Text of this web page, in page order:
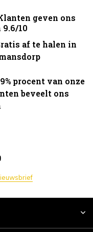
geven ons
9.6/10
af te halen in
procent van onze
beveelt ons